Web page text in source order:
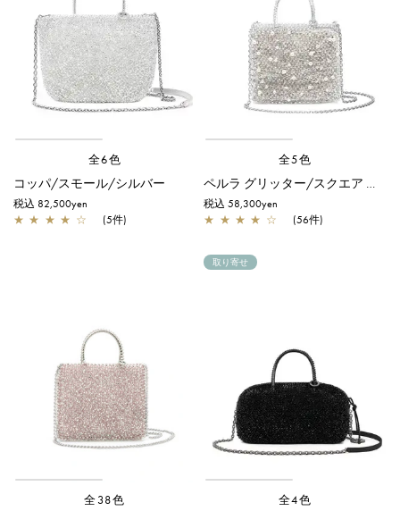
全6色
コッパ/スモール/シルバー
税込 82,500yen
★ ★ ★ ★ ☆ (5件)
全5色
ペルラ グリッター/スクエア スモール/シルバー
税込 58,300yen
★ ★ ★ ★ ☆ (56件)
全38色
取り寄せ
全4色